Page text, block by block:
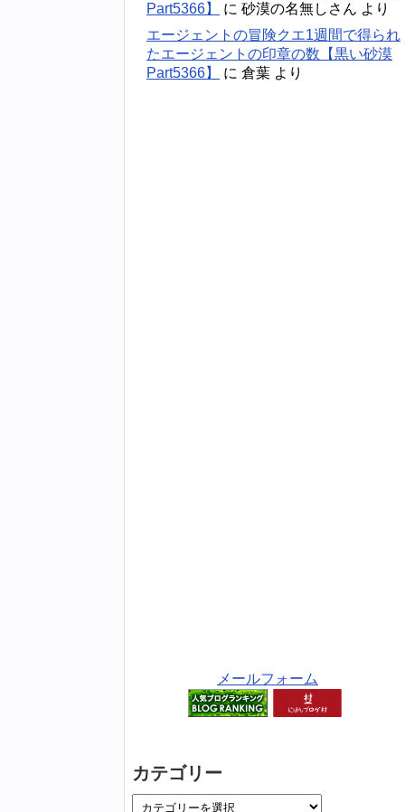
Part5366】
に 砂漠の名無しさん より
エージェントの冒険クエ1週間で得られ
たエージェントの印章の数【黒い砂漠
Part5366】
に 倉葉 より
メールフォーム
カテゴリー